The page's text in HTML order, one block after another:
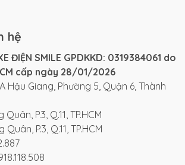
hệ
ĐIỆN SMILE GPDKKD: 0319384061 do
cấp ngày 28/01/2026
Hậu Giang, Phường 5, Quận 6, Thành
P.3, Q.11, TP.HCM
P.3, Q.11, TP.HCM